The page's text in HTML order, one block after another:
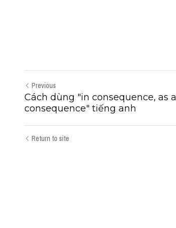
Previous
Cách dùng "in consequence, as a
consequence" tiếng anh
Return to site